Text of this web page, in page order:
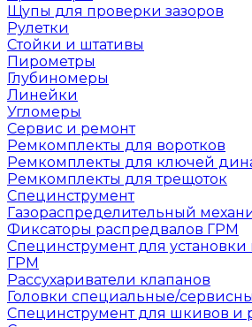
Щупы для проверки зазоров
Рулетки
Стойки и штативы
Пирометры
Глубиномеры
Линейки
Угломеры
Сервис и ремонт
Ремкомплекты для воротков
Ремкомплекты для ключей
Ремкомплекты для трещоток
Специнструмент
Газораспределительный
Фиксаторы распредвалов ГРМ
Специнструмент для установки
ГРМ
Рассухариватели клапанов
Головки специальные/
Специнструмент для шкивов и